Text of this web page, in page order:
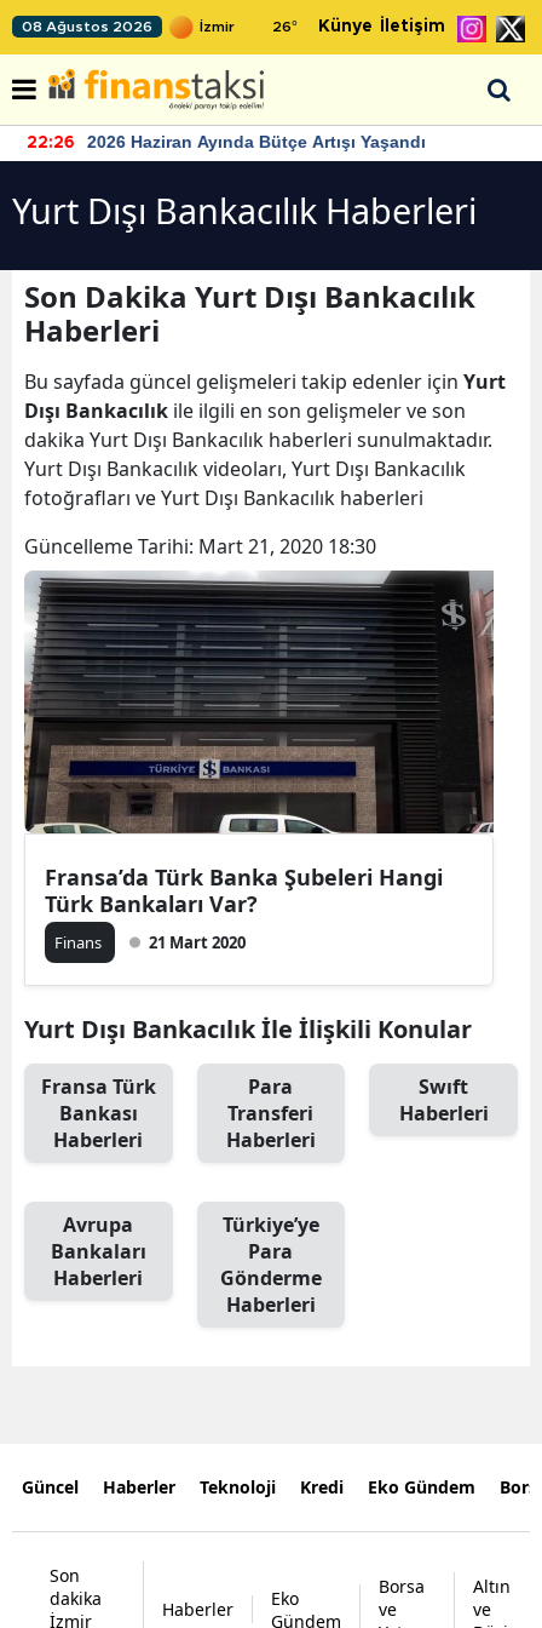
08 Ağustos 2026 26° Künye İletişim
22:26 2026 Haziran Ayında Bütçe Artışı Yaşandı
Yurt Dışı Bankacılık Haberleri
Son Dakika Yurt Dışı Bankacılık
Haberleri
Bu sayfada güncel gelişmeleri takip edenler için Yurt
Dışı Bankacılık ile ilgili en son gelişmeler ve son
dakika Yurt Dışı Bankacılık haberleri sunulmaktadır.
Yurt Dışı Bankacılık videoları, Yurt Dışı Bankacılık
fotoğrafları ve Yurt Dışı Bankacılık haberleri
Güncelleme Tarihi: Mart 21, 2020 18:30
Fransa’da Türk Banka Şubeleri Hangi
Türk Bankaları Var?
Finans 21 Mart 2020
Yurt Dışı Bankacılık İle İlişkili Konular
Fransa Türk
Bankası
Haberleri
Para
Transferi
Haberleri
Swıft
Haberleri
Avrupa
Bankaları
Haberleri
Türkiye’ye
Para
Gönderme
Haberleri
Güncel Haberler Teknoloji Kredi Eko Gündem
Son
dakika
İzmir
Haberler
Eko
Gündem
Borsa
ve
Altın
ve